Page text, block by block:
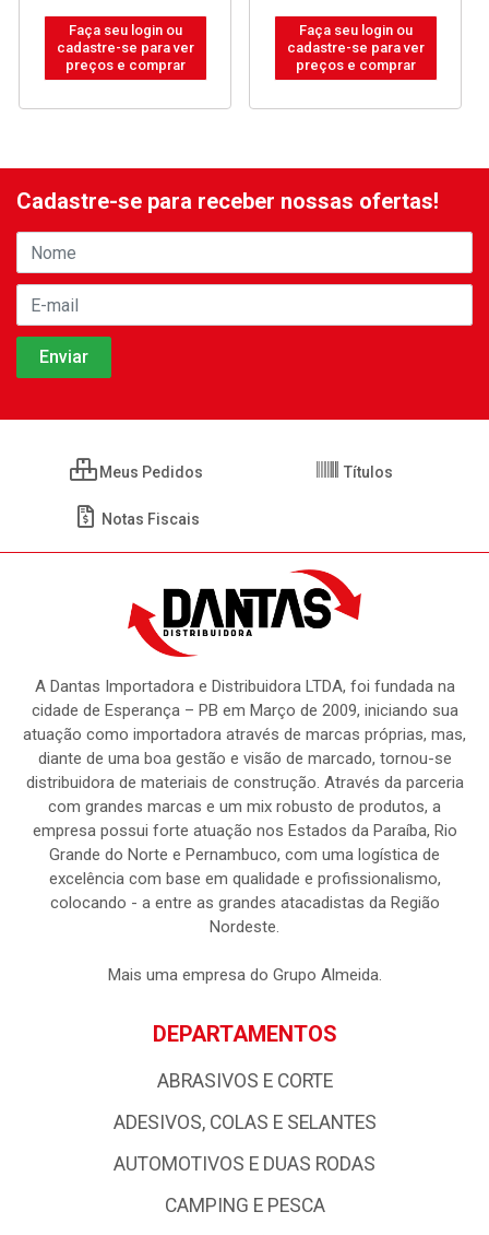
Faça seu login ou
cadastre-se para ver
preços e comprar
Faça seu login ou
cadastre-se para ver
preços e comprar
Cadastre-se para receber nossas ofertas!
Meus Pedidos Títulos
Notas Fiscais
A Dantas Importadora e Distribuidora LTDA, foi fundada na
cidade de Esperança – PB em Março de 2009, iniciando sua
atuação como importadora através de marcas próprias, mas,
diante de uma boa gestão e visão de marcado, tornou-se
distribuidora de materiais de construção. Através da parceria
com grandes marcas e um mix robusto de produtos, a
empresa possui forte atuação nos Estados da Paraíba, Rio
Grande do Norte e Pernambuco, com uma logística de
excelência com base em qualidade e profissionalismo,
colocando - a entre as grandes atacadistas da Região
Nordeste.
Mais uma empresa do Grupo Almeida.
DEPARTAMENTOS
ABRASIVOS E CORTE
ADESIVOS, COLAS E SELANTES
AUTOMOTIVOS E DUAS RODAS
CAMPING E PESCA